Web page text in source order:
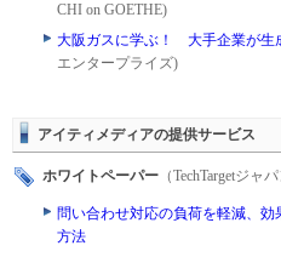
CHI on GOETHE)
大阪ガスに学ぶ！ 大手企業が生
エンタープライズ)
アイティメディアの提供サービス
ホワイトペーパー （TechTargetジャ
問い合わせ対応の負荷を軽減、
方法